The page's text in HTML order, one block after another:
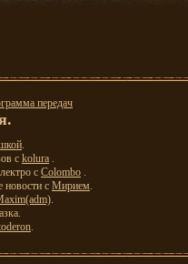
передач
.
с kolura .
с Colombo .
новости с Мирием.
.
.